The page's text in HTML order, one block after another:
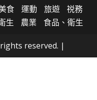
食 運動 旅遊
祱務
生 農業 食品、衛生
reserved. |